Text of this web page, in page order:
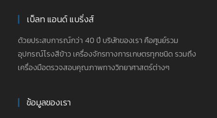
เบ็ลท แอนด์ แบริ่งส์
ด้วยประสบการณ์กว่า 40 ปี บริษัทของเรา คือศูนย์รวม
อุปกรณ์โรงสีข้าว เครื่องจักรทางการเกษตรทุกชนิด รวมถึง
เครื่องมือตรวจสอบคุณภาพทางวิทยาศาสตร์ต่างๆ
ข้อมูลของเรา